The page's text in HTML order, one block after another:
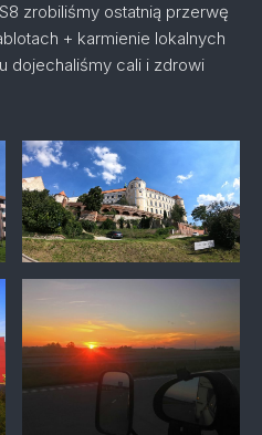
zrobiliśmy ostatnią przerwę
+ karmienie lokalnych
dojechaliśmy cali i zdrowi